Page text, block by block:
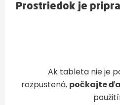
Prostriedok je
Ak tableta nie je
rozpustená, počkajte